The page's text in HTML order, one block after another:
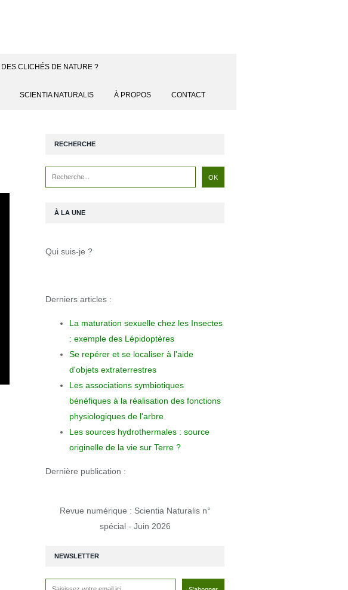
DES CLICHÉS DE NATURE ?
SCIENTIA NATURALIS À PROPOS CONTACT
NEWSLETTER
RECHERCHE
À LA UNE
Qui suis-je ?
Derniers articles :
La maturation sexuelle chez les Insectes
: exemple des Lépidoptères
Se repérer et se localiser à l'aide
d'objets extraterrestres
Les associations symbiotiques
bénéfiques à la réalisation des fonctions
physiologiques de l'arbre
Les sources hydrothermales : source
originelle de la vie sur Terre ?
Dernière publication :
Revue numérique : Scientia Naturalis n°
spécial - Juin 2026